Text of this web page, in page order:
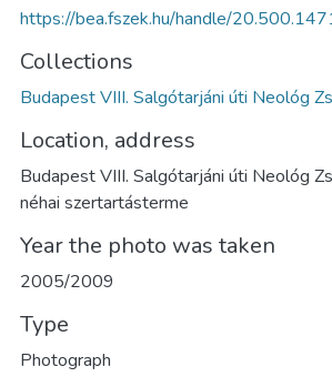
https://bea.fszek.hu/handle/
Collections
Budapest VIII. Salgótarjáni úti Neológ
Location, address
Budapest VIII. Salgótarjáni úti Neológ
néhai szertartásterme
Year the photo was taken
2005/2009
Type
Photograph